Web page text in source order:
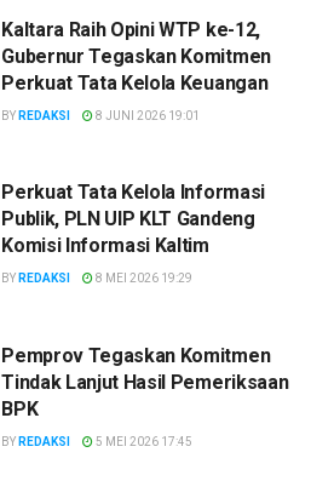
Kaltara Raih Opini WTP ke-12,
Gubernur Tegaskan Komitmen
Perkuat Tata Kelola Keuangan
BY REDAKSI 8 JUNI 2026 19:01
Perkuat Tata Kelola Informasi
Publik, PLN UIP KLT Gandeng
Komisi Informasi Kaltim
BY REDAKSI 8 MEI 2026 19:29
Pemprov Tegaskan Komitmen
Tindak Lanjut Hasil Pemeriksaan
BPK
BY REDAKSI 5 MEI 2026 17:45